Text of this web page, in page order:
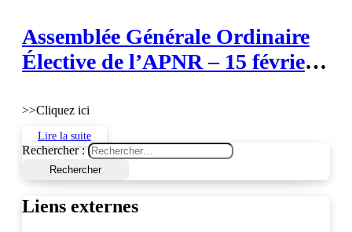
Assemblée Générale Ordinaire
Élective de l’APNR – 15 février
>>Cliquez ici
Lire la suite
Rechercher :
Liens externes